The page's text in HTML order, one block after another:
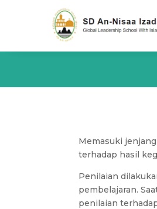
Memasuki
terhadap hasil
Penilaian
pembelajaran.
penilaian